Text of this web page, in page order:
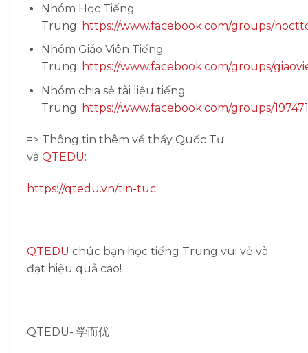
Nhóm Học Tiếng
Trung: https://www.facebook.com/groups/
Nhóm Giáo Viên Tiếng
Trung: https://www.facebook.com/groups/
Nhóm chia sẻ tài liệu tiếng
Trung: https://www.facebook.com/groups/
=> Thông tin thêm về thầy Quốc Tư
và QTEDU:
https://qtedu.vn/tin-tuc
QTEDU chúc bạn học tiếng Trung vui vẻ và
đạt hiệu quả cao!
QTEDU- 学而优